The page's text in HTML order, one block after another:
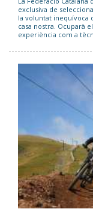
exclusiva de
la voluntat inequívoca
casa nostra. Ocuparà
experiència com a